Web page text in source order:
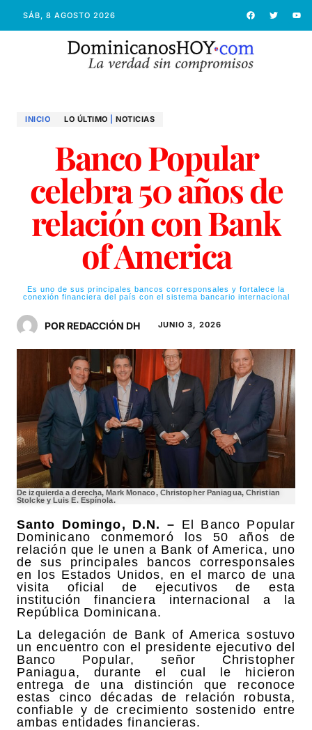
SÁB, 8 AGOSTO 2026
INICIO LO ÚLTIMO NOTICIAS
Banco Popular
celebra 50 años de
relación con Bank
of America
Es uno de sus principales bancos corresponsales y fortalece la
conexión financiera del país con el sistema bancario internacional
POR REDACCIÓN DH JUNIO 3, 2026
De izquierda a derecha, Mark Monaco, Christopher Paniagua, Christian
Stolcke y Luis E. Espínola.
Santo Domingo, D.N. – El Banco Popular
Dominicano conmemoró los 50 años de
relación que le unen a Bank of America, uno
de sus principales bancos corresponsales
en los Estados Unidos, en el marco de una
visita oficial de ejecutivos de esta
institución financiera internacional a la
República Dominicana.
La delegación de Bank of America sostuvo
un encuentro con el presidente ejecutivo del
Banco Popular, señor Christopher
Paniagua, durante el cual le hicieron
entrega de una distinción que reconoce
estas cinco décadas de relación robusta,
confiable y de crecimiento sostenido entre
ambas entidades financieras.